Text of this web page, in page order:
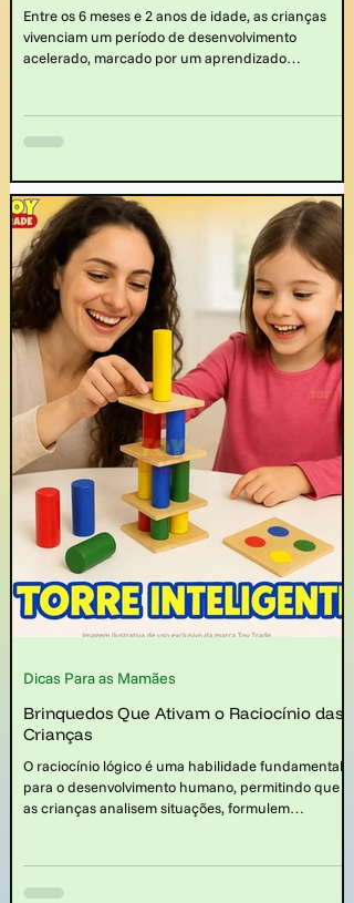
Entre os 6 meses e 2 anos de idade, as crianças
vivenciam um período de desenvolvimento
acelerado, marcado por um aprendizado
assumem um papel fundamental ao oferecerem
estímulos lúdicos e desafiadores que contribuem
emocional dos pequenos.
Brinquedos Que Ativam o Raciocínio das
Crianças
O raciocínio lógico é uma habilidade fundamental
para o desenvolvimento humano, permitindo que
as crianças analisem situações, formulem
curiosidade natural pelo mundo ao seu redor,
buscando entender como as coisas funcionam e
Dicas Para as Mamães